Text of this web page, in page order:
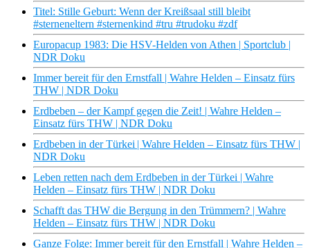
Titel: Stille Geburt: Wenn der Kreißsaal still bleibt
#sterneneltern #sternenkind #tru #trudoku #zdf
Europacup 1983: Die HSV-Helden von Athen | Sportclub |
NDR Doku
Immer bereit für den Ernstfall | Wahre Helden – Einsatz fürs
THW | NDR Doku
Erdbeben – der Kampf gegen die Zeit! | Wahre Helden –
Einsatz fürs THW | NDR Doku
Erdbeben in der Türkei | Wahre Helden – Einsatz fürs THW |
NDR Doku
Leben retten nach dem Erdbeben in der Türkei | Wahre
Helden – Einsatz fürs THW | NDR Doku
Schafft das THW die Bergung in den Trümmern? | Wahre
Helden – Einsatz fürs THW | NDR Doku
Ganze Folge: Immer bereit für den Ernstfall | Wahre Helden –